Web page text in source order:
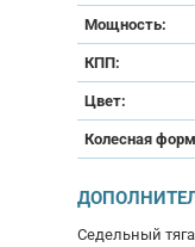
Мощность:
КПП:
Цвет:
Колесная
Седельный